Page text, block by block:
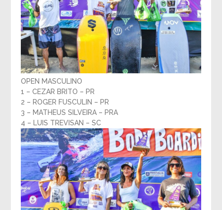
OPEN MASCULINO
1 – CEZAR BRITO – PR
2 – ROGER FUSCULIN – PR
3 – MATHEUS SILVEIRA – PRA
4 – LUIS TREVISAN – SC